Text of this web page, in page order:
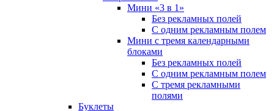
Мини «3 в 1»
Без рекламных полей
С одним рекламным полем
Мини с тремя календарными
блоками
Без рекламных полей
С одним рекламным полем
С тремя рекламными
полями
Буклеты